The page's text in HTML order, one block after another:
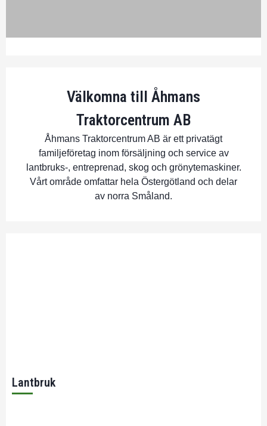
Välkomna till Åhmans
Traktorcentrum AB
Åhmans Traktorcentrum AB är ett privatägt
familjeföretag inom försäljning och service av
lantbruks-, entreprenad, skog och grönytemaskiner.
Vårt område omfattar hela Östergötland och delar
av norra Småland.
Lantbruk